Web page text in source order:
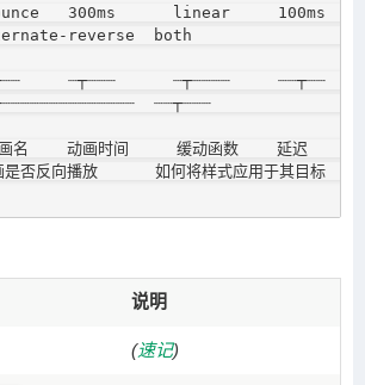
300ms      linear     100ms
reverse  both
┈┈┬┈┈┈
否反向播放      如何将样式应用于其目标
说明
(速记)